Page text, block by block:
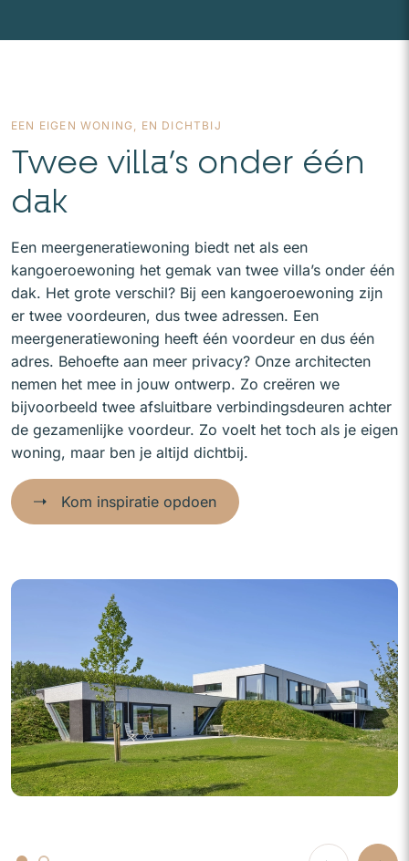
EEN EIGEN WONING, EN DICHTBIJ
Twee villa’s onder één
dak
Een meergeneratiewoning biedt net als een
kangoeroewoning het gemak van twee villa’s onder één
dak. Het grote verschil? Bij een kangoeroewoning zijn
er twee voordeuren, dus twee adressen. Een
meergeneratiewoning heeft één voordeur en dus één
adres. Behoefte aan meer privacy? Onze architecten
nemen het mee in jouw ontwerp. Zo creëren we
bijvoorbeeld twee afsluitbare verbindingsdeuren achter
de gezamenlijke voordeur. Zo voelt het toch als je eigen
woning, maar ben je altijd dichtbij.
Kom inspiratie opdoen